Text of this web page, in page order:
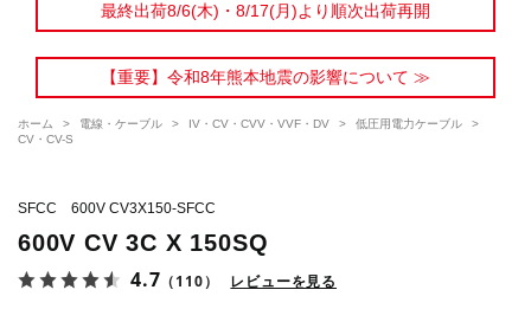
最終出荷8/6(木)・8/17(月)より順次出荷再開
【重要】令和8年熊本地震の影響について ≫
ホーム > 電線・ケーブル > IV・CV・CVV・VVF・DV > 低圧用電力ケーブル
>
CV・CV-S
SFCC 600V CV3X150-SFCC
600V CV 3C X 150SQ
4.7 （110） レビューを見る